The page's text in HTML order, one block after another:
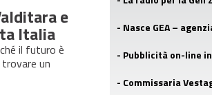
e
Italia
il futuro è
un